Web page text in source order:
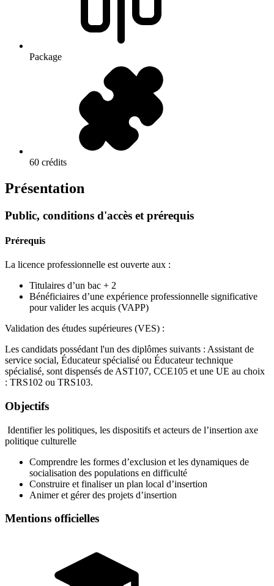
Package
60 crédits
Présentation
Public, conditions d'accès et prérequis
Prérequis
La licence professionnelle est ouverte aux :
Titulaires d’un bac + 2
Bénéficiaires d’une expérience professionnelle significative
pour valider les acquis (VAPP)
Validation des études supérieures (VES) :
Les candidats possédant l'un des diplômes suivants : Assistant de
service social, Éducateur spécialisé ou Éducateur technique
spécialisé, sont dispensés de AST107, CCE105 et une UE au choix
: TRS102 ou TRS103.
Objectifs
Identifier les politiques, les dispositifs et acteurs de l’insertion axe
politique culturelle
Comprendre les formes d’exclusion et les dynamiques de
socialisation des populations en difficulté
Construire et finaliser un plan local d’insertion
Animer et gérer des projets d’insertion
Mentions officielles